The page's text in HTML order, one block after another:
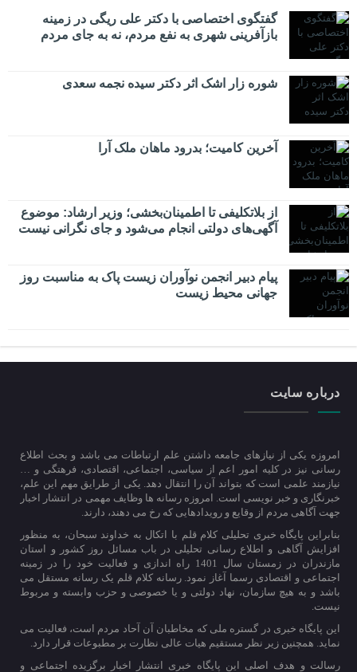
گفتگوی اختصاصی با دکتر علی ریگی در زمینه
بازآفرینی شهری به نفع مردم، نه به جای مردم
شوره زار اشک اثر دکتر سیده نجمه سعدی
​آخرین کامیت؛ بدرود ماهان ملک آرا
از بلاتکلیفی تا اطمینان‌بخشی؛ وزیر ارشاد: موضوع
آگهی‌های دولتی انجام می‌شود و جای نگرانی نیست
پیام دبیر انجمن نوآوران زیست پاک به مناسبت روز
جهانی محیط زیست
درباره سایت
امروزه یکی از نیازهای جامعه داشتن علم ارتباطات می باشد و بحث اطلاع
رسانی نیز در کلیه امور اعم از سیاسی، اجتماعی، اقتصادی، فرهتگی و …
نیازمند علمی است که بتواند آن را انتقال دهد. یکی از طرایق مهم این علم،
خبرنگاری و خبر نویسی است. امروزه رسانه ها وظایف مهمی در انتشار اخبار
جهت آگاهی مردم از وقایع و رویدادهایی که رخ می دهند، دارند.
بنابراین پایگاه خبری تحلیلی کلام قلم با اتکال به خداوند سبحان، به منظور
افزایش آگاهی و اطلاع رسانی تحلیلی در باب مسائل روز کشور و استان
مازندران در زمستان سال 1401 راه اندازی و فعالیت خود را در زمینه
اجتماعی و اقتصادی رسما آغاز نمود. رسانه کلام قلم یک رسانه مستقل می
باشد و به هیچ سازمان، نهاد دولتی و یا خصوصی و حزب وابسته و مربوط
نیست.
این پایگاه خبری در گستره ملی که مخاطبان آن آحاد مردم است، فعالیت می
نماید. همچنین زیر نظر مستقیم هیات عالی نظارت بر مطبوعات قرار دارد.
رسالت و هدف اصلی این پایگاه خبری انتشار اخبار برگزیده اجتماعی و